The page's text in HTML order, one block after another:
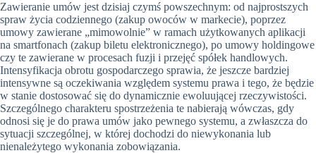
Zawieranie umów jest dzisiaj czymś powszechnym: od najprostszych
spraw życia codziennego (zakup owoców w markecie), poprzez
umowy zawierane „mimowolnie” w ramach użytkowanych aplikacji
na smartfonach (zakup biletu elektronicznego), po umowy holdingowe
czy te zawierane w procesach fuzji i przejęć spółek handlowych.
Intensyfikacja obrotu gospodarczego sprawia, że jeszcze bardziej
intensywne są oczekiwania względem systemu prawa i tego, że będzie
w stanie dostosować się do dynamicznie ewoluującej rzeczywistości.
Szczególnego charakteru spostrzeżenia te nabierają wówczas, gdy
odnosi się je do prawa umów jako pewnego systemu, a zwłaszcza do
sytuacji szczególnej, w której dochodzi do niewykonania lub
nienależytego wykonania zobowiązania.